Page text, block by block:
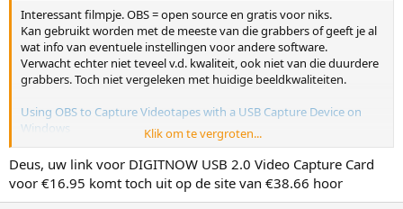
o
g
a
g
Interessant filmpje. OBS = open source en gratis voor niks.
Kan gebruikt worden met de meeste van die grabbers of geeft je al
wat info van eventuele instellingen voor andere software.
Verwacht echter niet teveel v.d. kwaliteit, ook niet van die duurdere
grabbers. Toch niet vergeleken met huidige beeldkwaliteiten.
Using OBS to Capture Videotapes with a USB Capture Device on
Windows
Je kan het capture pakket dat hij gebruikt aanschaffen of bv een
EasyCap DC60
van €11,90.
EasyCao DC60 werkt met een UTV007 chip die veel, zo niet de
Klik om te vergroten...
Deus, uw link voor DIGITNOW USB 2.0 Video Capture Card
voor €16.95 komt toch uit op de site van €38.66 hoor